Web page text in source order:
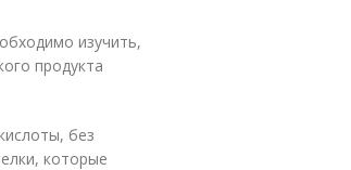
изучить,
продукта
без
которые